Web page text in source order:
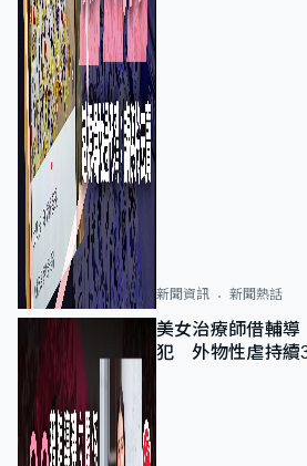
新聞資訊 新聞熱話
美女治療師借輔
犯 外物性虐持續